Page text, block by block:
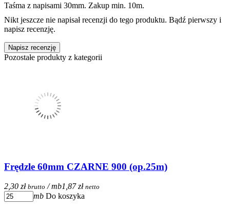
Taśma z napisami 30mm. Zakup min. 10m.
Nikt jeszcze nie napisał recenzji do tego produktu. Bądź pierwszy i
napisz recenzję.
Napisz recenzję
Pozostałe produkty z kategorii
Frędzle 60mm CZARNE 900 (op.25m)
2,30 zł brutto / mb1,87 zł netto
mb Do koszyka